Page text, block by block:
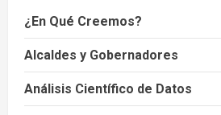
¿En Qué Creemos?
Alcaldes y Gobernadores
Análisis Científico de Datos